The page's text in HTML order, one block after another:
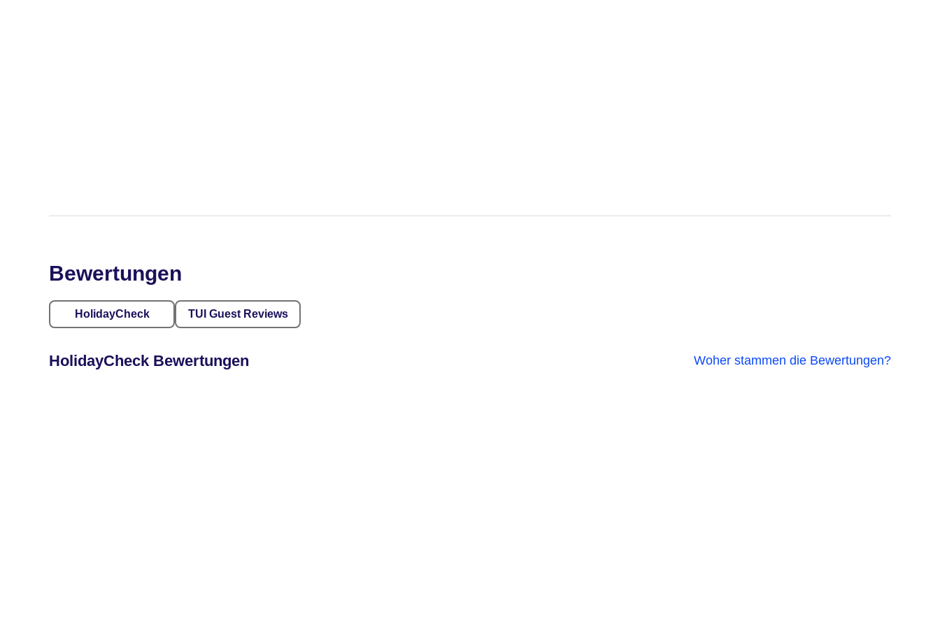
Bewertungen
HolidayCheck TUI Guest Reviews
HolidayCheck Bewertungen Woher stammen die Bewertungen?